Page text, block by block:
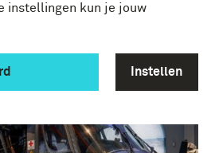
instellingen kun je jouw
Instellen